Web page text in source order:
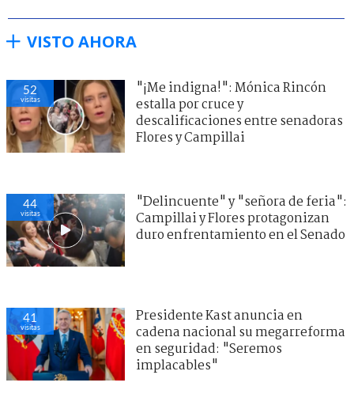
VISTO AHORA
52
visitas
"¡Me indigna!": Mónica Rincón
estalla por cruce y
descalificaciones entre senadoras
Flores y Campillai
44
visitas
"Delincuente" y "señora de feria":
Campillai y Flores protagonizan
duro enfrentamiento en el Senado
41
visitas
Presidente Kast anuncia en
cadena nacional su megarreforma
en seguridad: "Seremos
implacables"